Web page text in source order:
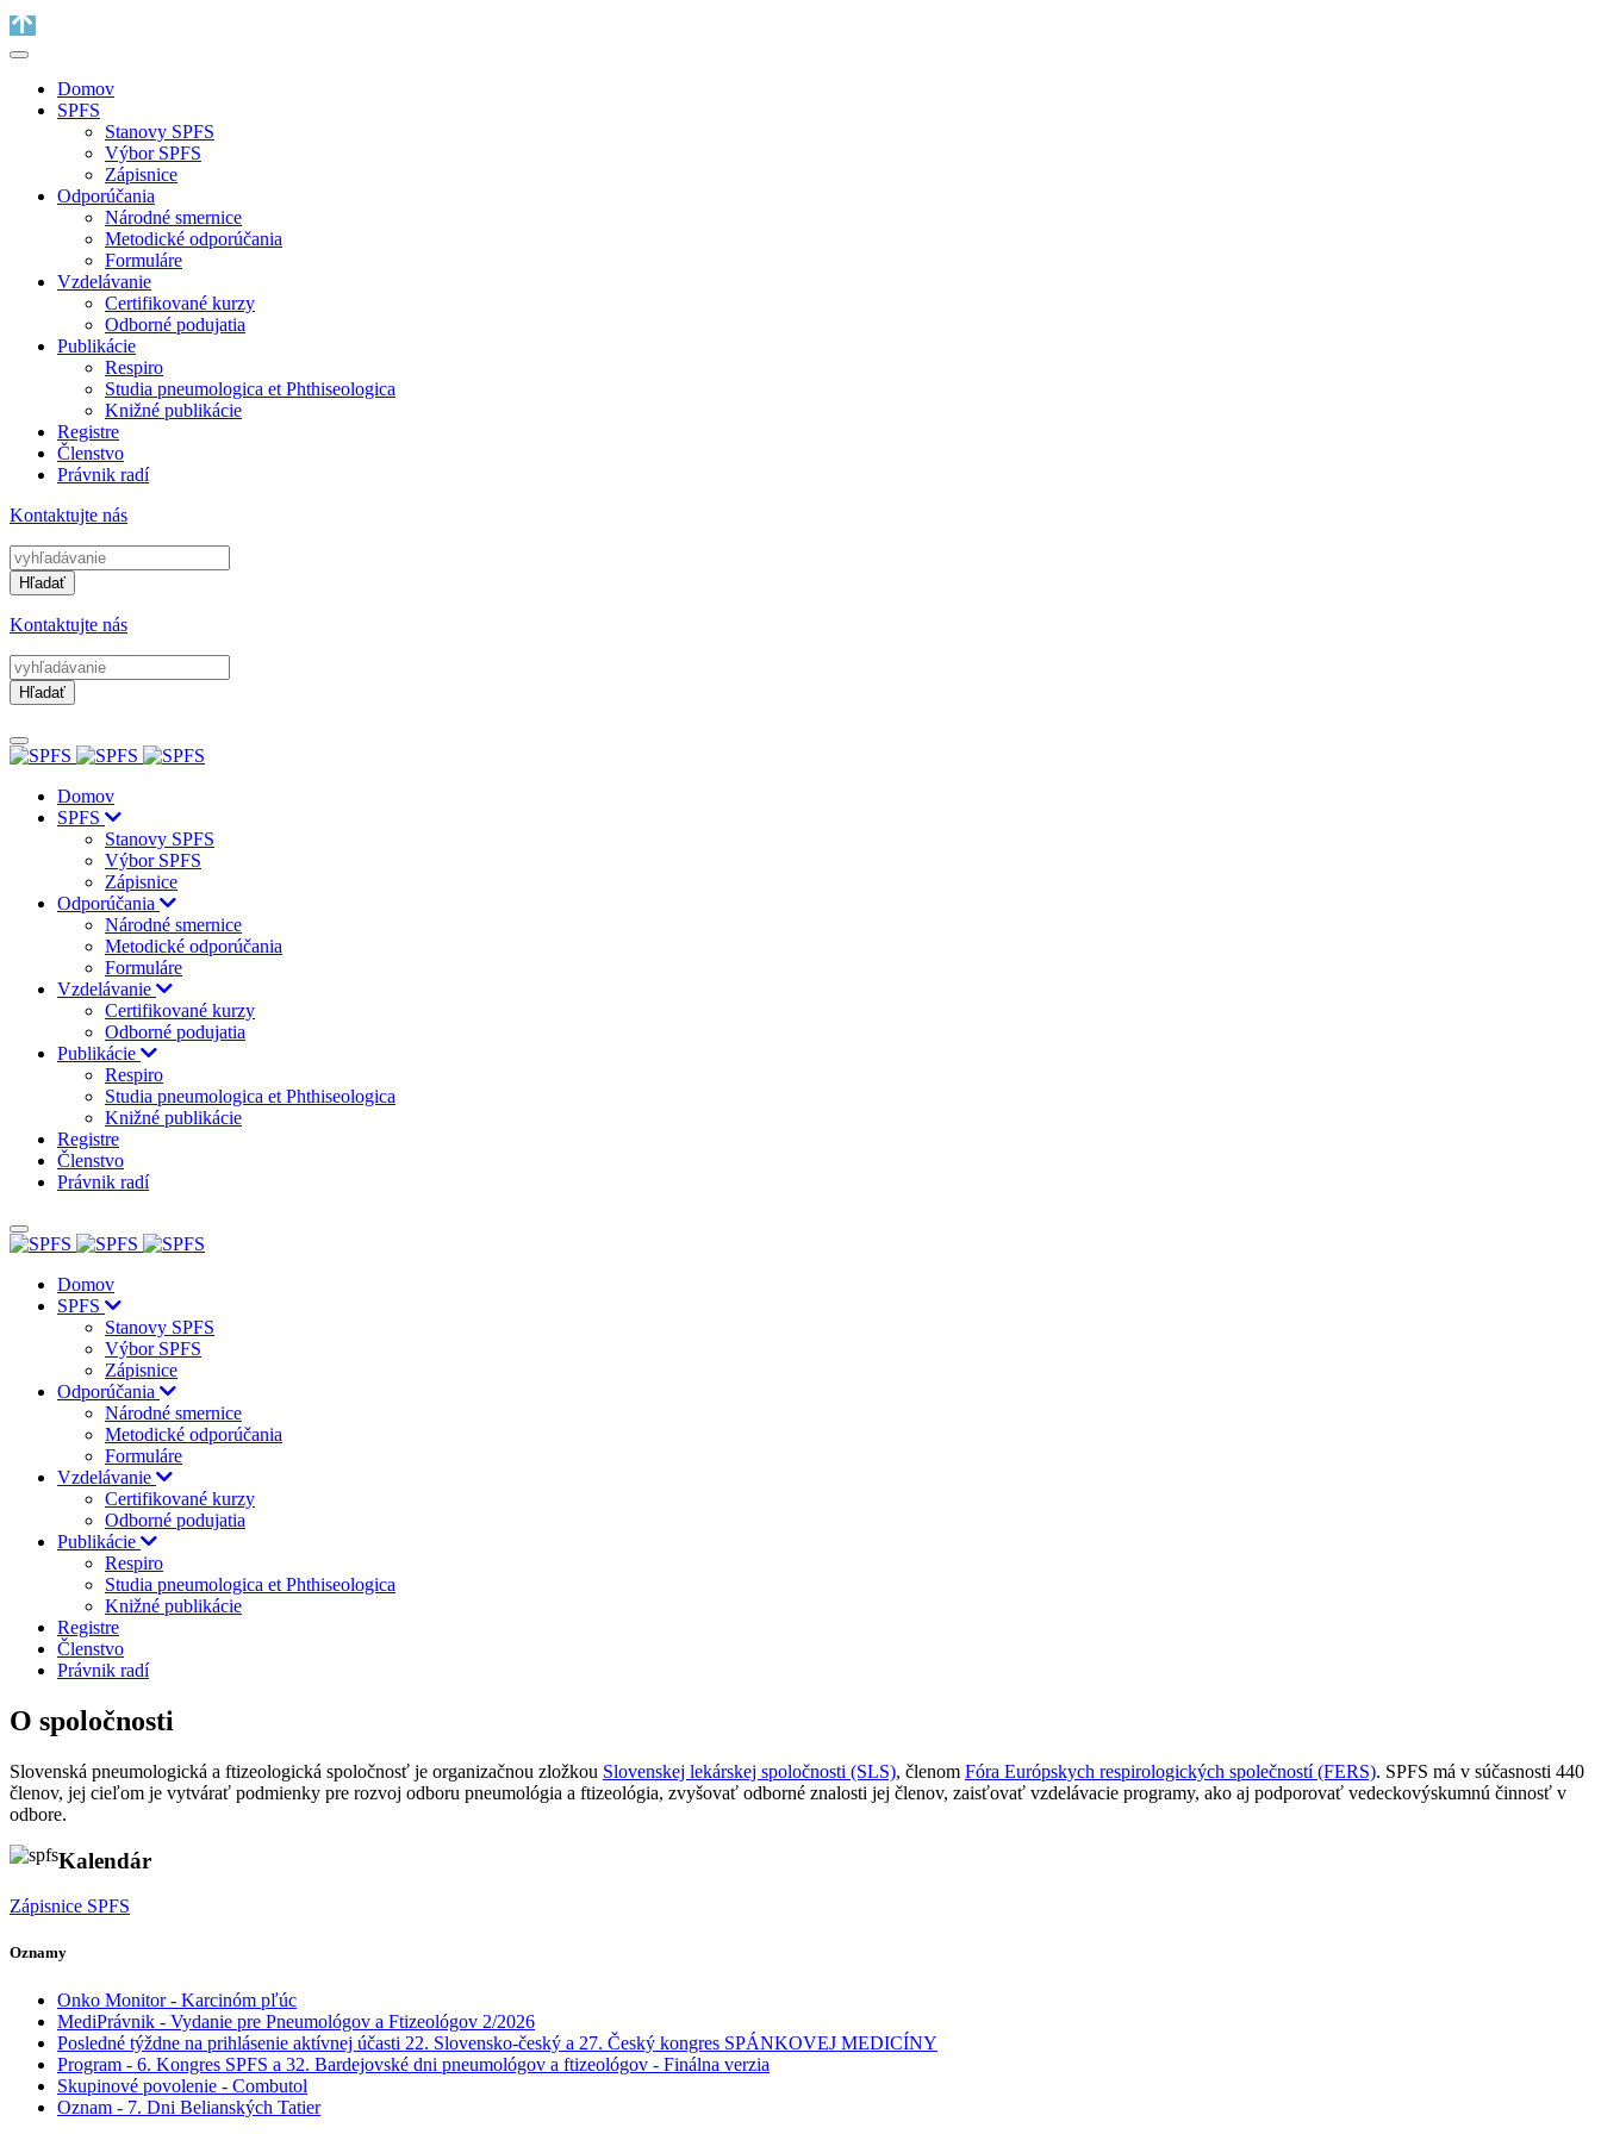
Domov
SPFS
Stanovy SPFS
Výbor SPFS
Zápisnice
Odporúčania
Národné smernice
Metodické odporúčania
Formuláre
Vzdelávanie
Certifikované kurzy
Odborné podujatia
Publikácie
Respiro
Studia pneumologica et Phthiseologica
Knižné publikácie
Registre
Členstvo
Právnik radí
Kontaktujte nás
Hľadať
Kontaktujte nás
Hľadať
Domov
SPFS
Stanovy SPFS
Výbor SPFS
Zápisnice
Odporúčania
Národné smernice
Metodické odporúčania
Formuláre
Vzdelávanie
Certifikované kurzy
Odborné podujatia
Publikácie
Respiro
Studia pneumologica et Phthiseologica
Knižné publikácie
Registre
Členstvo
Právnik radí
Domov
SPFS
Stanovy SPFS
Výbor SPFS
Zápisnice
Odporúčania
Národné smernice
Metodické odporúčania
Formuláre
Vzdelávanie
Certifikované kurzy
Odborné podujatia
Publikácie
Respiro
Studia pneumologica et Phthiseologica
Knižné publikácie
Registre
Členstvo
Právnik radí
O spoločnosti
Slovenská pneumologická a ftizeologická spoločnosť je organizačnou zložkou Slovenskej lekárskej spoločnosti (SLS), členom Fóra Európskych respirologických společností (FERS). SPFS má v súčasnosti 440
členov, jej cieľom je vytvárať podmienky pre rozvoj odboru pneumológia a ftizeológia, zvyšovať odborné znalosti jej členov, zaisťovať vzdelávacie programy, ako aj podporovať vedeckovýskumnú činnosť v
odbore.
Kalendár
Zápisnice SPFS
Oznamy
Onko Monitor - Karcinóm pľúc
MediPrávnik - Vydanie pre Pneumológov a Ftizeológov 2/2026
Posledné týždne na prihlásenie aktívnej účasti 22. Slovensko-český a 27. Český kongres SPÁNKOVEJ MEDICÍNY
Program - 6. Kongres SPFS a 32. Bardejovské dni pneumológov a ftizeológov - Finálna verzia
Skupinové povolenie - Combutol
Oznam - 7. Dni Belianských Tatier